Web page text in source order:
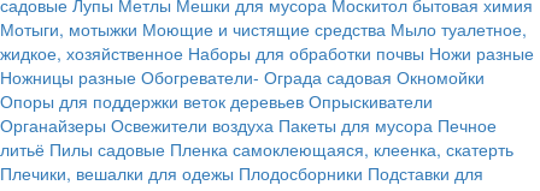
садовые Лупы Метлы Мешки для мусора Москитол бытовая химия
Мотыги, мотыжки Моющие и чистящие средства Мыло туалетное,
жидкое, хозяйственное Наборы для обработки почвы Ножи разные
Ножницы разные Обогреватели- Ограда садовая Окномойки
Опоры для поддержки веток деревьев Опрыскиватели
Органайзеры Освежители воздуха Пакеты для мусора Печное
литьё Пилы садовые Пленка самоклеющаяся, клеенка, скатерть
Плечики, вешалки для одежы Плодосборники Подставки для